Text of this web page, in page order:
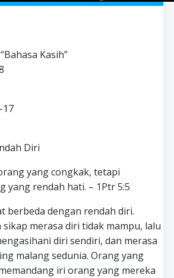
Kasih”
17
Diri
yang congkak, tetapi
yang rendah hati. – 1Ptr 5:5
berbeda dengan rendah diri.
sikap merasa diri tidak mampu, lalu
diri sendiri, dan merasa
malang sedunia. Orang yang
iri orang yang mereka